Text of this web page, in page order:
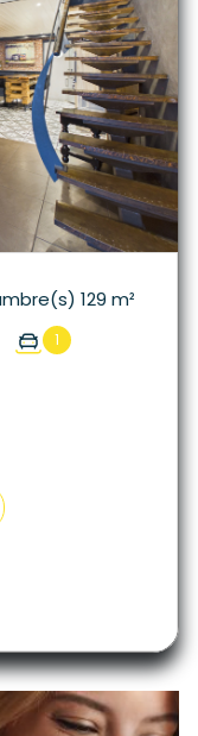
Appartement 4 pièce(s) 3 chambre(s) 129 m²
1